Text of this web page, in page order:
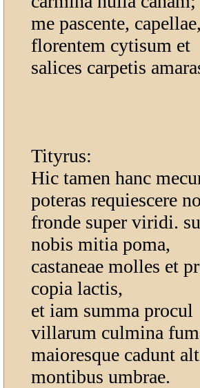
me pascente, capellae,
florentem cytisum et
salices carpetis
Tityrus:
Hic tamen hanc
poteras requiescere
fronde super viridi.
nobis mitia poma,
castaneae molles et
copia lactis,
et iam summa procul
villarum culmina
maioresque cadunt
montibus umbrae.